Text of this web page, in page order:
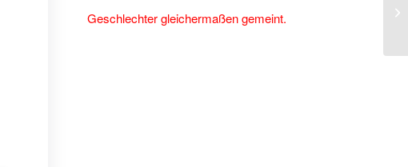
Geschlechter gleichermaßen gemeint.